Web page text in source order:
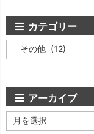
カテゴリー
テ
アーカイブ
ー